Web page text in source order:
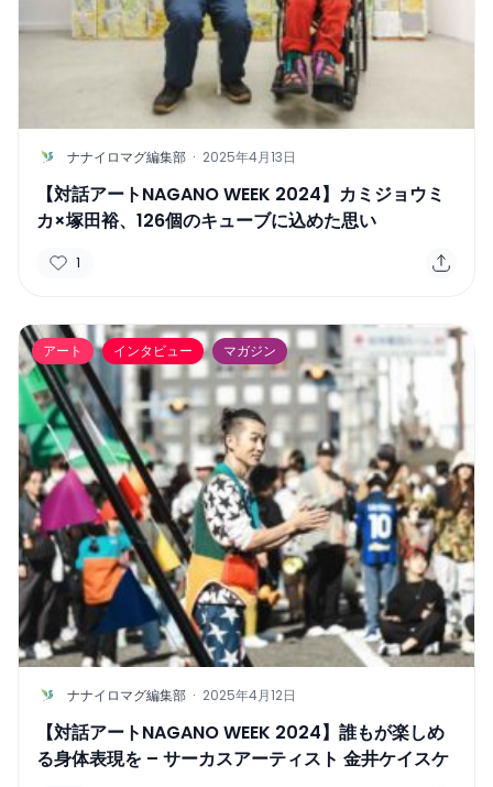
N ナナイロマグ編集部 · 2025年4月13日
【対話アートNAGANO WEEK 2024】カミジョウミ
カ×塚田裕、126個のキューブに込めた思い
1
アート インタビュー マガジン
N ナナイロマグ編集部 · 2025年4月12日
【対話アートNAGANO WEEK 2024】誰もが楽しめ
る身体表現を – サーカスアーティスト 金井ケイスケ